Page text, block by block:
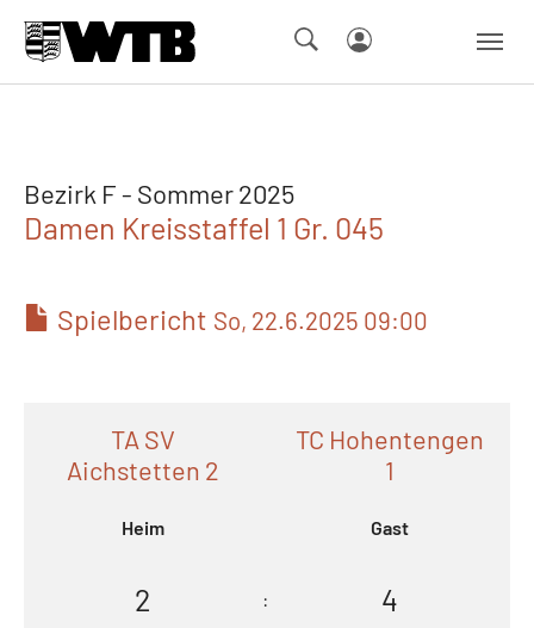
Bezirk F - Sommer 2025
Damen Kreisstaffel 1 Gr. 045
Spielbericht So, 22.6.2025 09:00
TA SV
Aichstetten 2
Heim
TC Hohentengen
1
Gast
2 : 4